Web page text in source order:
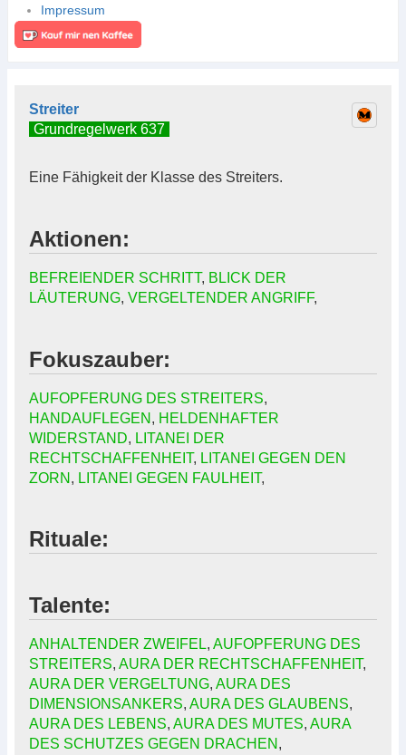
Impressum
Streiter
Grundregelwerk 637
Eine Fähigkeit der Klasse des Streiters.
Aktionen:
BEFREIENDER SCHRITT, BLICK DER
LÄUTERUNG, VERGELTENDER ANGRIFF,
Fokuszauber:
AUFOPFERUNG DES STREITERS,
HANDAUFLEGEN , HELDENHAFTER
WIDERSTAND, LITANEI DER
RECHTSCHAFFENHEIT, LITANEI GEGEN DEN
ZORN , LITANEI GEGEN FAULHEIT,
Rituale:
Talente:
ANHALTENDER ZWEIFEL, AUFOPFERUNG DES
STREITERS, AURA DER RECHTSCHAFFENHEIT,
AURA DER VERGELTUNG, AURA DES
DIMENSIONSANKERS, AURA DES GLAUBENS,
AURA DES LEBENS, AURA DES MUTES, AURA
DES SCHUTZES GEGEN DRACHEN ,